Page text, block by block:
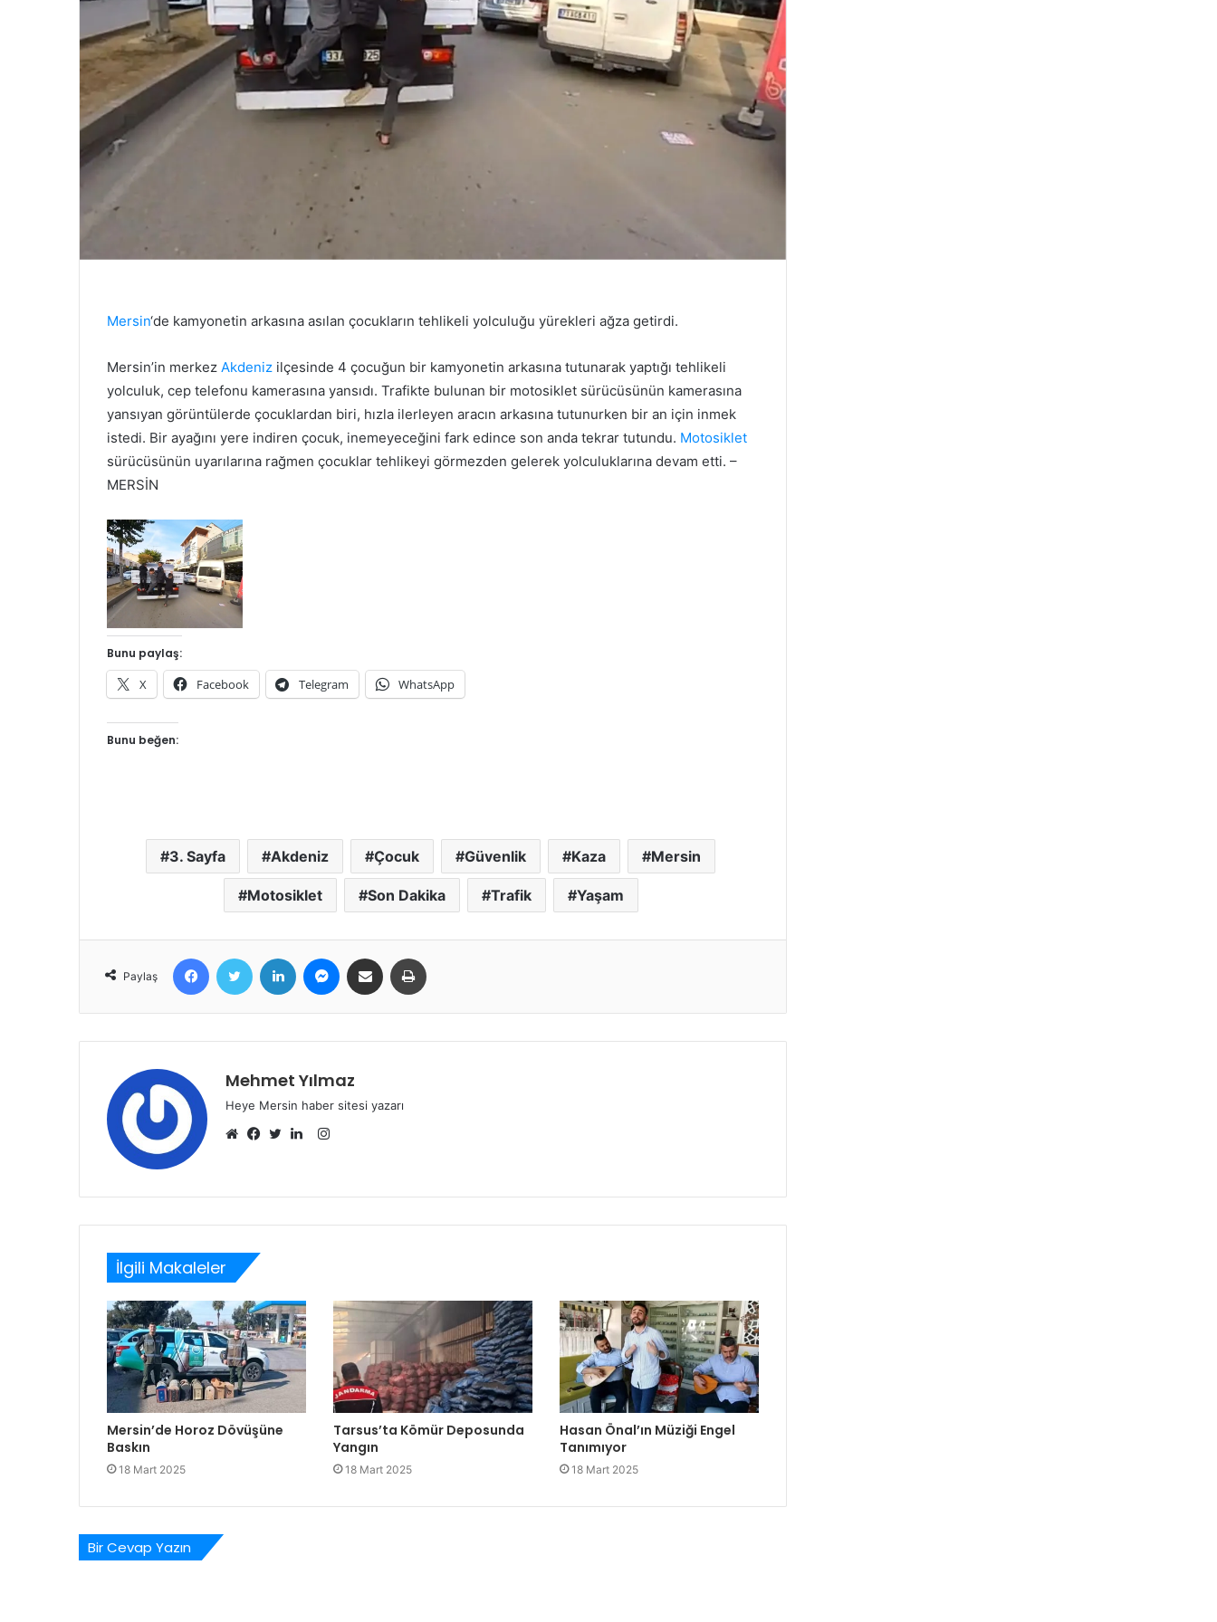
Mersin‘de kamyonetin arkasına asılan çocukların tehlikeli yolculuğu yürekleri ağza getirdi.
Mersin’in merkez Akdeniz ilçesinde 4 çocuğun bir kamyonetin arkasına tutunarak yaptığı tehlikeli
yolculuk, cep telefonu kamerasına yansıdı. Trafikte bulunan bir motosiklet sürücüsünün kamerasına
yansıyan görüntülerde çocuklardan biri, hızla ilerleyen aracın arkasına tutunurken bir an için inmek
istedi. Bir ayağını yere indiren çocuk, inemeyeceğini fark edince son anda tekrar tutundu. Motosiklet
sürücüsünün uyarılarına rağmen çocuklar tehlikeyi görmezden gelerek yolculuklarına devam etti. –
MERSİN
Bunu paylaş:
X Facebook Telegram WhatsApp
Bunu beğen:
3. Sayfa Akdeniz Çocuk Güvenlik Kaza Mersin
Motosiklet Son Dakika Trafik Yaşam
Paylaş
FacebookTwitter LinkedIn MessengerE-Posta ile paylaş
Mehmet Yılmaz
Heye Mersin haber sitesi yazarı
Instagram
İlgili Makaleler
Mersin’de Horoz Dövüşüne
Baskın
18 Mart 2025
Tarsus’ta Kömür Deposunda
Yangın
18 Mart 2025
Hasan Önal’ın Müziği Engel
Tanımıyor
18 Mart 2025
Bir Cevap Yazın